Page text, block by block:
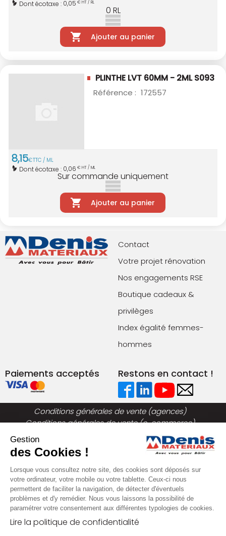
Dont écotaxe : 0,05 € HT / RL
0 RL
Ajouter au panier
PLINTHE LVT 60MM - 2ML S093
Référence : 172557
8,15€TTC / ML
Dont écotaxe : 0,06 € HT / ML
Sur commande uniquement
Ajouter au panier
Contact
Votre projet rénovation
Nos engagements RSE
Boutique cadeaux &
privilèges
Index égalité femmes-
hommes
Paiements acceptés Restons en contact !
Conditions générales de vente (agences)
Conditions générales de vente (e-commerce)
Plan du site
Politique de confidentialité
Gestion
des Cookies !
Lorsque vous consultez notre site, des cookies sont déposés sur
votre ordinateur, votre mobile ou votre tablette. Ceux-ci nous
permettent de faciliter la navigation, de détecter d'éventuels
problèmes et d'y remédier. Nous vous laissons la possibilité de
paramétrer votre consentement aux différentes typologies de cookies.
Lire la politique de confidentialité